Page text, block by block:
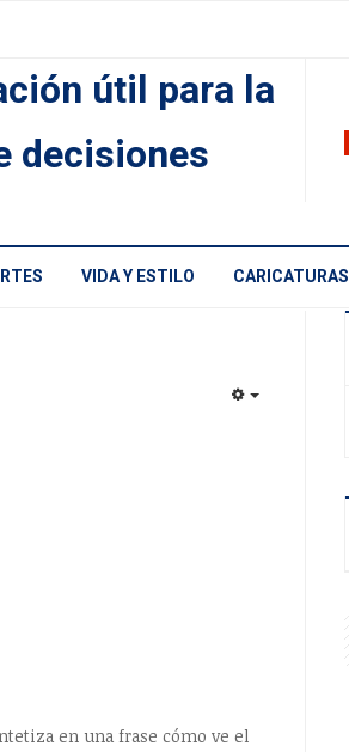
útil para la
decisiones
VIDA Y ESTILO CARICATURAS
en una frase cómo ve el